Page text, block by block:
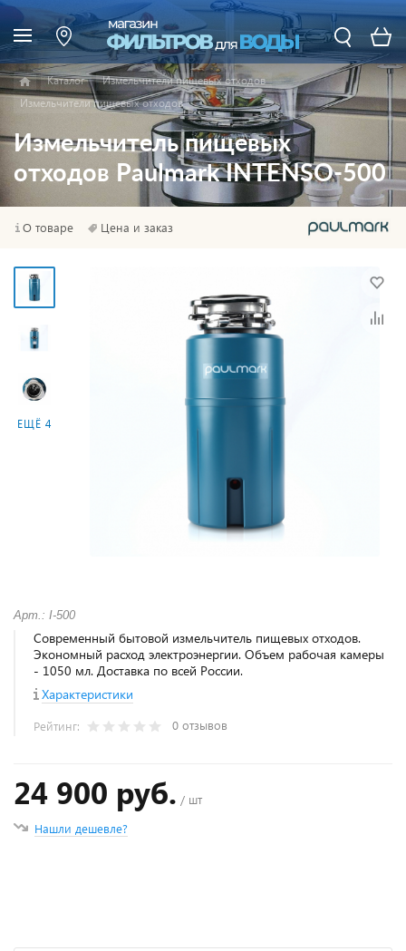
Каталог
Измельчители пищевых отходов
Измельчители пищевых отходов
Измельчитель пищевых
отходов Paulmark INTENSO-500
О товаре Цена и заказ
ЕЩЁ 4
Арт.: I-500
Современный бытовой измельчитель пищевых отходов.
Экономный расход электроэнергии. Объем рабочая камеры
- 1050 мл. Доставка по всей России.
Характеристики
Рейтинг: 0 отзывов
24 900 руб. / шт
Нашли дешевле?